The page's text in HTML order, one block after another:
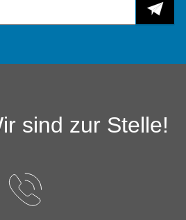
sind zur Stelle!